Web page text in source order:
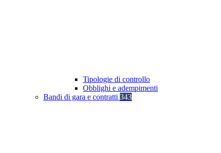
Tipologie di controllo
Obblighi e adempimenti
Bandi di gara e contratti 343